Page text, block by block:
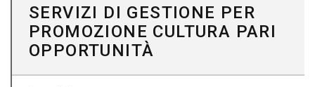
SERVIZI DI GESTIONE PER
PROMOZIONE CULTURA PARI
OPPORTUNITÀ